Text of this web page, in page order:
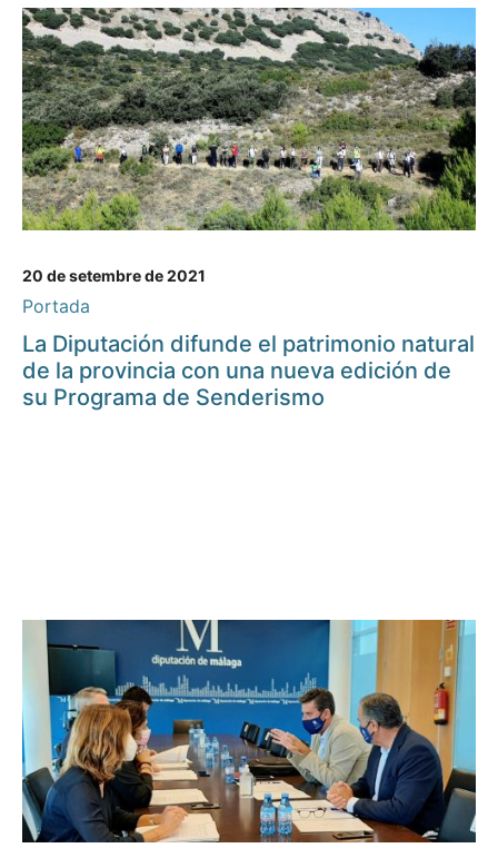
20 de setembre de 2021
Portada
La Diputación difunde el patrimonio natural
de la provincia con una nueva edición de
su Programa de Senderismo